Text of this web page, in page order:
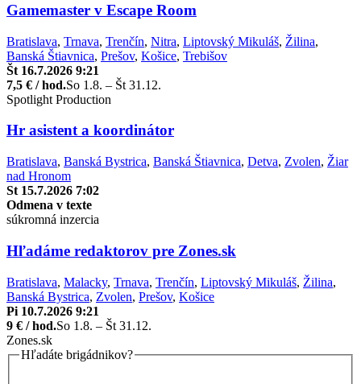
Gamemaster v Escape Room
Bratislava, Trnava, Trenčín, Nitra, Liptovský Mikuláš, Žilina,
Banská Štiavnica, Prešov, Košice, Trebišov
Št 16.7.2026 9:21
7,5 € / hod.So 1.8. – Št 31.12.
Spotlight Production
Hr asistent a koordinátor
Bratislava, Banská Bystrica, Banská Štiavnica, Detva, Zvolen, Žiar
nad Hronom
St 15.7.2026 7:02
Odmena v texte
súkromná inzercia
Hľadáme redaktorov pre Zones.sk
Bratislava, Malacky, Trnava, Trenčín, Liptovský Mikuláš, Žilina,
Banská Bystrica, Zvolen, Prešov, Košice
Pi 10.7.2026 9:21
9 € / hod.So 1.8. – Št 31.12.
Zones.sk
Hľadáte brigádnikov?